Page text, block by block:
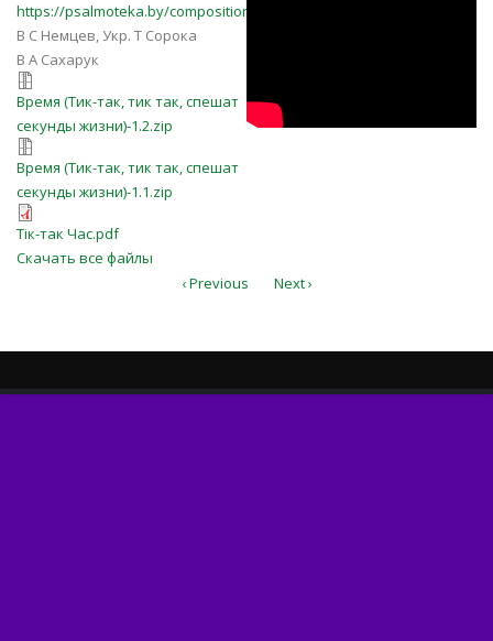
https://psalmoteka.by/compositions/5219
В С Немцев, Укр. Т Сорока
В А Сахарук
Время (Тик-так, тик так, спешат
секунды жизни)-1.2.zip
Время (Тик-так, тик так, спешат
секунды жизни)-1.2.zip
Время (Тик-так, тик так, спешат
секунды жизни)-1.1.zip
Время (Тик-так, тик так, спешат
секунды жизни)-1.1.zip
Тік-так Час.pdf
Тік-так Час.pdf
Скачать все файлы
‹ Previous Next ›